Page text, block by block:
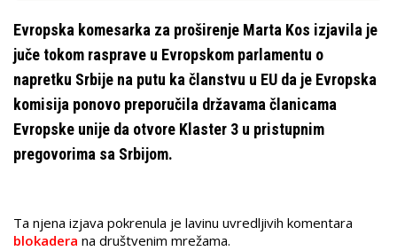
Evropska komesarka za proširenje Marta Kos izjavila je
juče tokom rasprave u Evropskom parlamentu o
napretku Srbije na putu ka članstvu u EU da je Evropska
komisija ponovo preporučila državama članicama
Evropske unije da otvore Klaster 3 u pristupnim
pregovorima sa Srbijom.
Ta njena izjava pokrenula je lavinu uvredljivih komentara
blokadera na društvenim mrežama.